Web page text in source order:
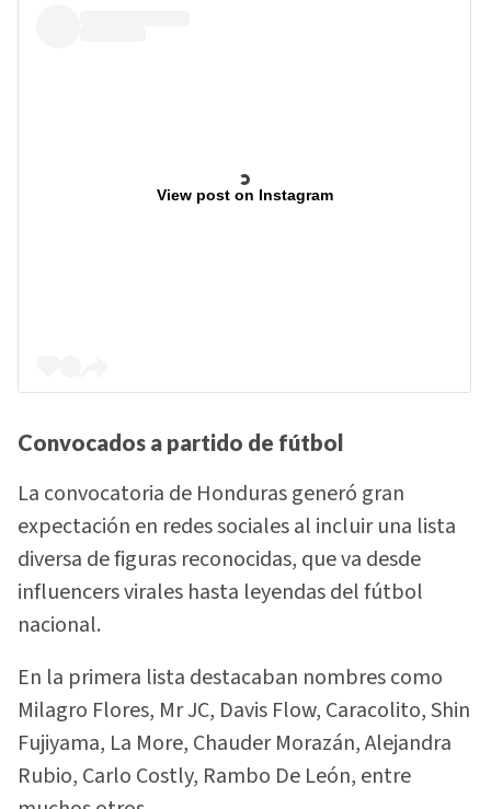
View post on Instagram
Convocados a partido de fútbol
La convocatoria de Honduras generó gran
expectación en redes sociales al incluir una lista
diversa de figuras reconocidas, que va desde
influencers virales hasta leyendas del fútbol
nacional.
En la primera lista destacaban nombres como
Milagro Flores, Mr JC, Davis Flow, Caracolito, Shin
Fujiyama, La More, Chauder Morazán, Alejandra
Rubio, Carlo Costly, Rambo De León, entre